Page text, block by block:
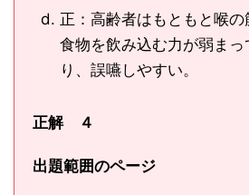
正：高齢者はもともと喉
食物を飲み込む力が弱ま
り、誤嚥しやすい。
正解 ４
出題範囲のページ